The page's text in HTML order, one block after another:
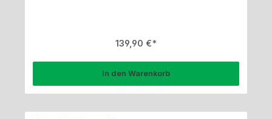
Regulärer Preis:
139,90 €
In den Warenkorb